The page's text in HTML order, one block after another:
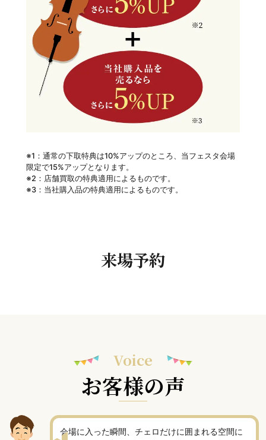
※1：通常の下取特典は10%アップのところ、当フェスタ会場
限定で15%アップとなります。
※2：店舗買取の特典適用によるものです。
※3：当社購入品の特典適用によるものです。
来場予約
Voice
お客様の声
会場に入った瞬間、チェロだけに囲まれる空間に